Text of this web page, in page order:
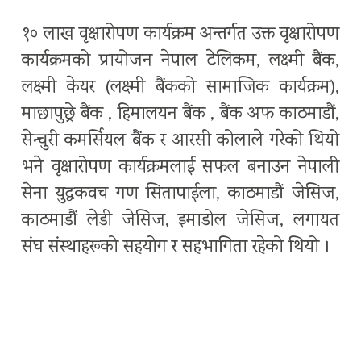
१० लाख वृक्षारोपण कार्यक्रम अन्तर्गत उक्त वृक्षारोपण
कार्यक्रमको प्रायोजन नेपाल टेलिकम, लक्ष्मी बैंक,
लक्ष्मी केयर (लक्ष्मी बैंकको सामाजिक कार्यक्रम),
माछापुछ्रे बैंक , हिमालयन बैंक , बैंक अफ काठमाडौं,
सेन्चुरी कमर्सियल बैंक र आरसी कोलाले गरेको थियो
भने वृक्षारोपण कार्यक्रमलाई सफल बनाउन नेपाली
सेना युद्वकवच गण सितापाईला, काठमाडौं जेसिज,
काठमाडौं लेडी जेसिज, इमाडोल जेसिज, लगायत
संघ संस्थाहरूको सहयोग र सहभागिता रहेको थियो ।